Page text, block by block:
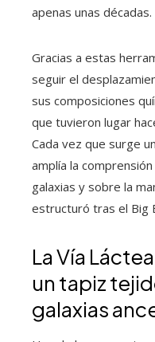
apenas unas décadas.
Gracias a estas
seguir el
sus composiciones
que tuvieron lugar
Cada vez que surge
amplía la
galaxias y sobre la
estructuró tras el Big
La Vía
un tapiz
galaxias